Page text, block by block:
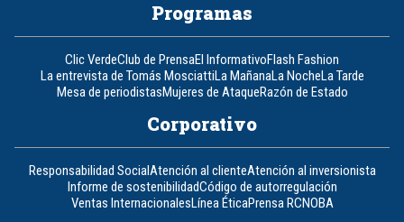
Programas
Clic VerdeClub de PrensaEl InformativoFlash Fashion
La entrevista de Tomás MosciattiLa MañanaLa NocheLa Tarde
Mesa de periodistasMujeres de AtaqueRazón de Estado
Corporativo
Responsabilidad SocialAtención al clienteAtención al inversionista
Informe de sostenibilidadCódigo de autorregulación
Ventas InternacionalesLínea ÉticaPrensa RCNOBA